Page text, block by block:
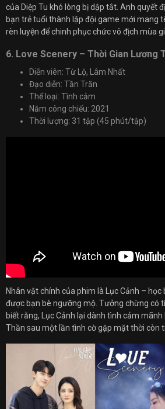
của Diệp Tu khó lòng bị dập tắt. Anh quyết
bạn trẻ tuổi thành lập đội game mới mang
rèn luyện để chinh phục chức vô địch mùa
6. Love Scenery – Thời Gian Lương
Diễn viên: Từ Lộ, Lâm Nhất
Đạo diễn: Tần Trăn
Thể loại: Tình cảm
Năm công chiếu: 2021
Thời lượng: 31 tập (45 phút/tập)
Nhân vật chính của phim là Lục Cảnh – học
được bạn bè ngưỡng mộ. Tưởng chừng có
biết rằng, Lục Cảnh lại dành tình cảm
Thần sau một lần tình cờ gặp mặt thời còn